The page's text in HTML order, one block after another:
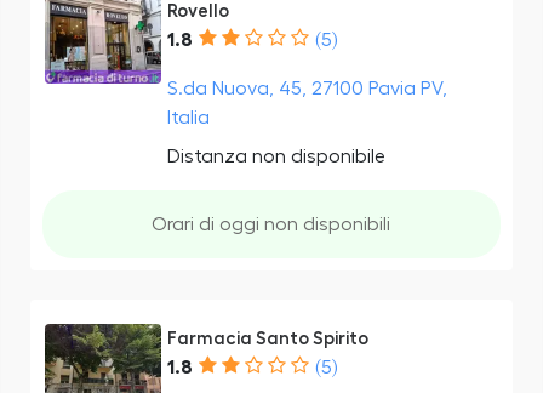
Rovello
1.8 (5)
S.da Nuova, 45, 27100 Pavia PV,
Italia
Distanza non disponibile
Orari di oggi non disponibili
Farmacia Santo Spirito
1.8 (5)